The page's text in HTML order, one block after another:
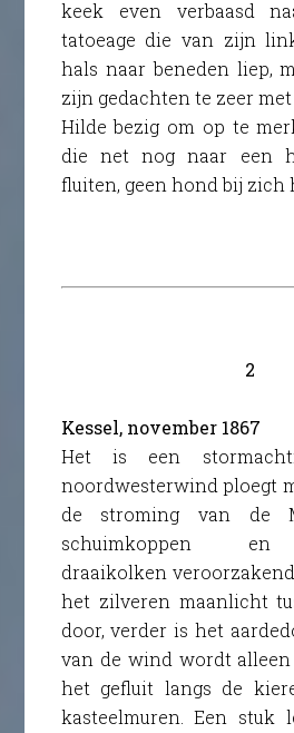
keek even verbaasd
tatoeage die van zijn
hals naar beneden liep,
zijn gedachten te zeer
Hilde bezig om op te
die net nog naar een
fluiten, geen hond bij zich
2
Kessel, november 1867
Het is een
noordwesterwind ploegt
de stroming van de
schuimkoppen en
draaikolken
het zilveren maanlicht
door, verder is het
van de wind wordt
het gefluit langs de
kasteelmuren. Een stuk